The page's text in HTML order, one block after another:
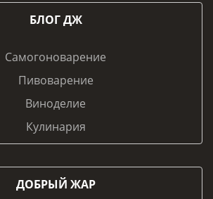
БЛОГ ДЖ
Самогоноварение
Пивоварение
Виноделие
Кулинария
ДОБРЫЙ ЖАР